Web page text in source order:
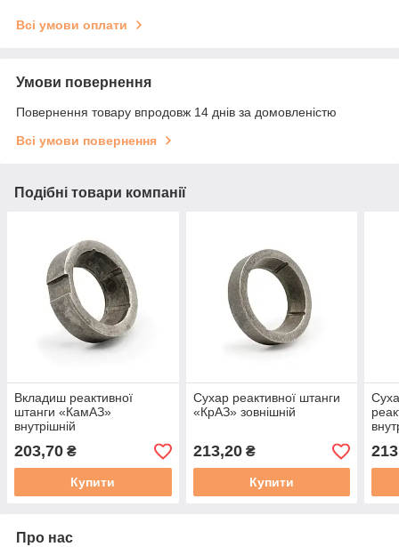
Всі умови оплати
Умови повернення
Повернення товару впродовж 14 днів за домовленістю
Всі умови повернення
Подібні товари компанії
Вкладиш реактивної
штанги «КамАЗ»
внутрішній
203,70 ₴
Купити
Сухар реактивної штанги
«КрАЗ» зовнішній
213,20₴
Купити
Про нас